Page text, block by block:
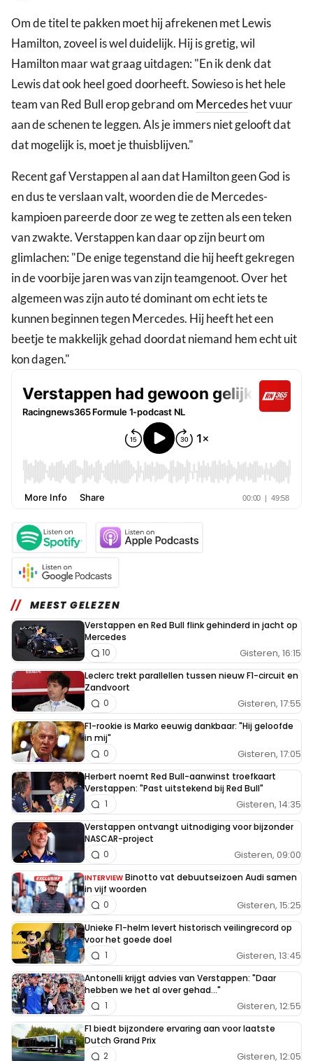
Om de titel te pakken moet hij afrekenen met Lewis
Hamilton, zoveel is wel duidelijk. Hij is gretig, wil
Hamilton maar wat graag uitdagen: "En ik denk dat
Lewis dat ook heel goed doorheeft. Sowieso is het hele
team van Red Bull erop gebrand om Mercedeshet vuur
aan de schenen te leggen. Als je immers niet gelooft dat
dat mogelijk is, moet je thuisblijven."
Recent gaf Verstappen al aan dat Hamilton geen God is
en dus te verslaan valt, woorden die de Mercedes-
kampioen pareerde door ze weg te zetten als een teken
van zwakte. Verstappen kan daar op zijn beurt om
glimlachen: "De enige tegenstand die hij heeft gekregen
in de voorbije jaren was van zijn teamgenoot. Over het
algemeen was zijn auto té dominant om echt iets te
kunnen beginnen tegen Mercedes. Hij heeft het een
beetje te makkelijk gehad doordat niemand hem echt uit
kon dagen."
MEEST GELEZEN
Verstappen en Red Bull flink gehinderd in jacht op
Mercedes
Gisteren, 16:15
10
Leclerc trekt parallellen tussen nieuw F1-circuit en
Zandvoort
Gisteren, 17:55
0
F1-rookie is Marko eeuwig dankbaar: "Hij geloofde
in mij"
Gisteren, 17:05
0
Herbert noemt Red Bull-aanwinst troefkaart
Verstappen: "Past uitstekend bij Red Bull"
Gisteren, 14:35
1
Verstappen ontvangt uitnodiging voor bijzonder
NASCAR-project
Gisteren, 09:00
0
INTERVIEW Binotto vat debuutseizoen Audi samen
in vijf woorden
Gisteren, 15:25
0
Unieke F1-helm levert historisch veilingrecord op
voor het goede doel
Gisteren, 13:45
1
Antonelli krijgt advies van Verstappen: "Daar
hebben we het al over gehad..."
Gisteren, 12:55
1
F1 biedt bijzondere ervaring aan voor laatste
Dutch Grand Prix
Gisteren, 12:05
2